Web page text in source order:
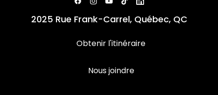
2025 Rue Frank-Carrel, Québec, QC
Obtenir l'itinéraire
Nous joindre